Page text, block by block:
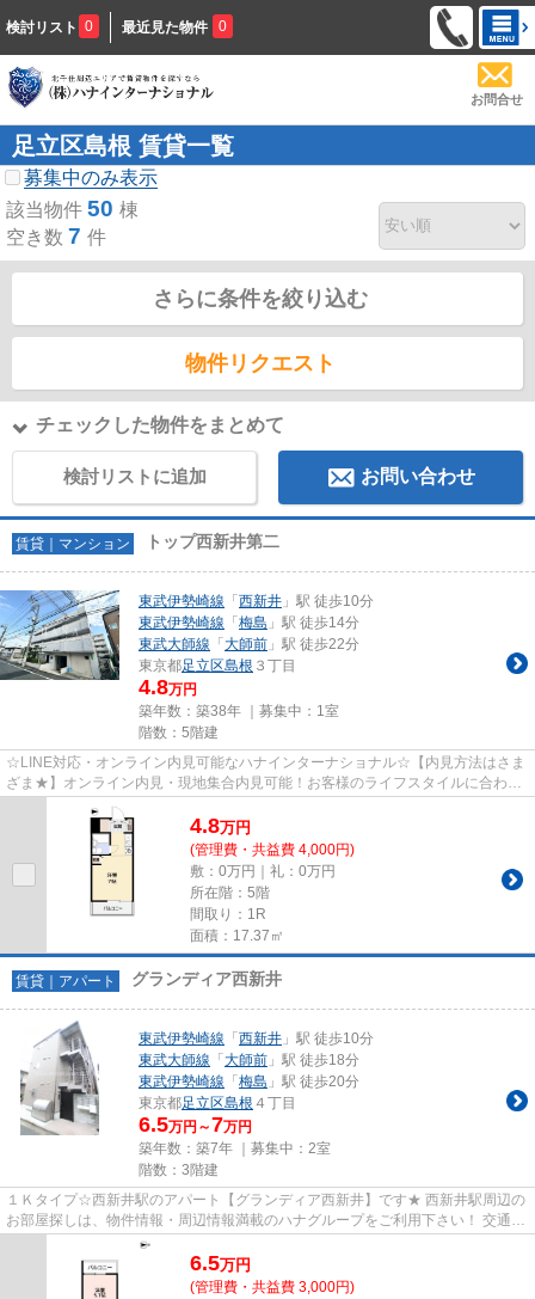
検討リスト 0 最近見た物件 0
お問合せ
足立区島根 賃貸一覧
募集中のみ表示
該当物件 50 棟
空き数 7 件
さらに条件を絞り込む
物件リクエスト
チェックした物件をまとめて
検討リストに追加 お問い合わせ
賃貸｜マンション トップ西新井第二
東武伊勢崎線 「 西新井 」駅 徒歩10分
東武伊勢崎線 「 梅島 」駅 徒歩14分
東武大師線 「 大師前 」駅 徒歩22分
東京都足立区島根 ３丁目
4.8万円
築年数：築38年 ｜募集中： 1室
階数：5階建
☆LINE対応・オンライン内見可能なハナインターナショナル☆【内見方法はさま
ざま★】オンライン内見・現地集合内見可能！お客様のライフスタイルに合わせ
てお部屋さがしができます♪
4.8万円
(管理費・共益費 4,000円)
敷：0万円｜礼：0万円
所在階：5階
間取り：1R
面積：17.37㎡
賃貸｜アパート グランディア西新井
東武伊勢崎線 「 西新井 」駅 徒歩10分
東武大師線 「 大師前 」駅 徒歩18分
東武伊勢崎線 「 梅島 」駅 徒歩20分
東京都足立区島根 ４丁目
6.5万円～7万円
築年数：築7年 ｜募集中： 2室
階数：3階建
１Ｋタイプ☆西新井駅のアパート【グランディア西新井】です★ 西新井駅周辺の
お部屋探しは、物件情報・周辺情報満載のハナグループをご利用下さい！ 交通：
東武伊勢崎・大師線・【西新...
6.5万円
(管理費・共益費 3,000円)